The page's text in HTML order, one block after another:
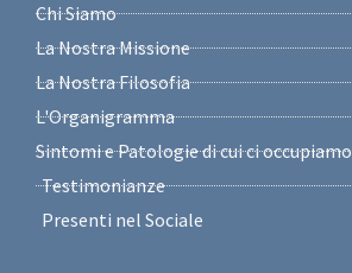
Chi Siamo
La Nostra Missione
La Nostra Filosofia
L'Organigramma
Sintomi e Patologie di cui ci occupiamo
Testimonianze
Presenti nel Sociale